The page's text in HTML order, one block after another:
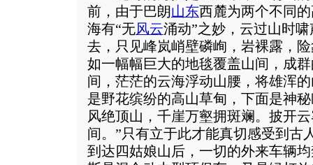
前，由于巴朗山东西麓为两个不同
海有“无风云涌动”之妙，云过山时
去，只见峰岚峭壁磷峋，岩裸露，
如一幅幅巨大的地毯覆盖山间，成
间，茫茫的云海浮动山腰，将雄浑
是野花缤纷的高山草甸，下面是神
风绝顶山，千崖万壑拥斑斓。披开
间。”只有立于此才能真切感受到古
到达四姑娘山后，一切的外来车辆